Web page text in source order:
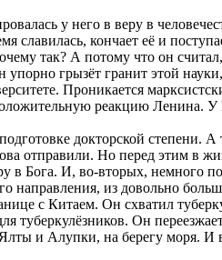
у него в веру в
славилась, кончает её и
так? А потому что он
грызёт гранит этой
Проникается
реакцию Ленина. У
докторской степени.
отправили. Но перед этим в
в Бога. И, во-вторых, немного
направления, из довольно
с Китаем. Он схватил
туберкулёзников. Он
и Алупки, на берегу моря. И